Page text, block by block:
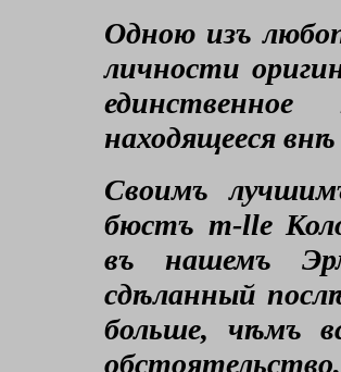
Одною изъ
личности
находящееся
Своимъ
бюстъ m-lle
въ нашемъ
сдѣланный
больше, чѣмъ